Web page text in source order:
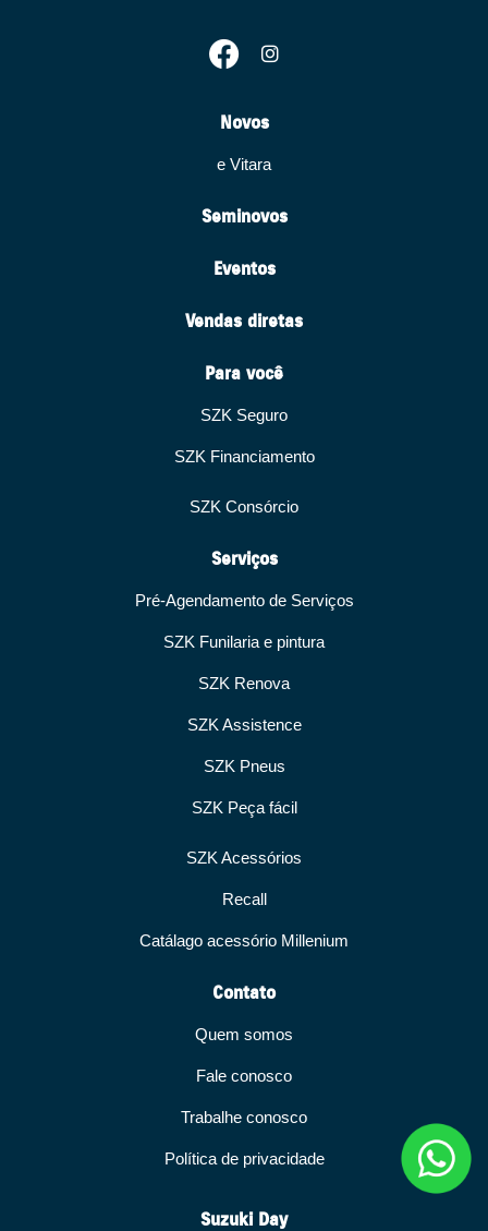
Novos
e Vitara
Seminovos
Eventos
Vendas diretas
Para você
SZK Seguro
SZK Financiamento
SZK Consórcio
Serviços
Pré-Agendamento de Serviços
SZK Funilaria e pintura
SZK Renova
SZK Assistence
SZK Pneus
SZK Peça fácil
SZK Acessórios
Recall
Catálago acessório Millenium
Contato
Quem somos
Fale conosco
Trabalhe conosco
Política de privacidade
Suzuki Day